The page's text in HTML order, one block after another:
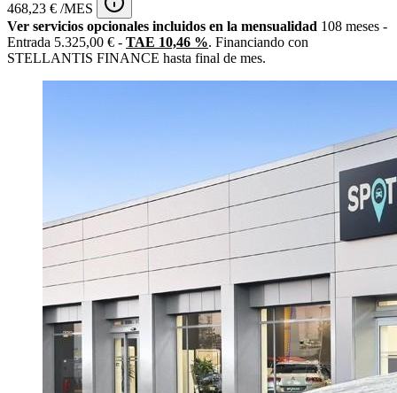
468,23 € /MES
Ver servicios opcionales incluidos en la mensualidad 108 meses -
Entrada 5.325,00 € - TAE 10,46 %. Financiando con
STELLANTIS FINANCE hasta final de mes.